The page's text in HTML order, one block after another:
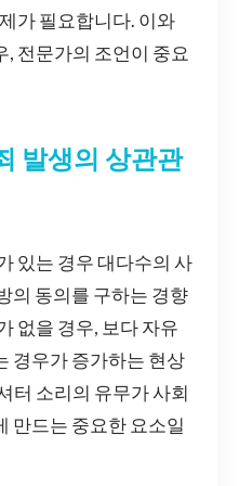
가 필요합니다. 이와
, 전문가의 조언이 중요
발생의 상관관
있는 경우 대다수의 사
의 동의를 구하는 경향
없을 경우, 보다 자유
경우가 증가하는 현상
터 소리의 유무가 사회
만드는 중요한 요소일